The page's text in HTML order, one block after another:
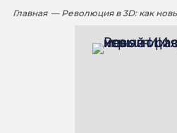
Главная — Революция в 3D: как новый ИИ от